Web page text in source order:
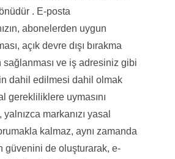
. E-posta
abonelerden uygun
açık devre dışı bırakma
ve iş adresiniz gibi
dahil edilmesi dahil olmak
gerekliliklere uymasını
markanızı yasal
kalmaz, aynı zamanda
güvenini de oluşturarak, e-